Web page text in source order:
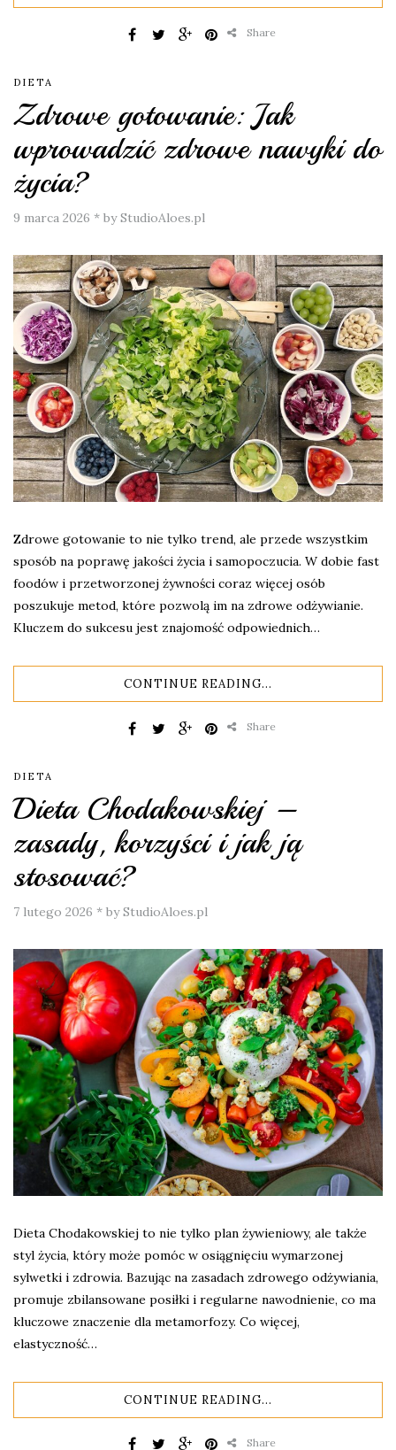
Share
DIETA
Zdrowe gotowanie: Jak
wprowadzić zdrowe nawyki do
życia?
9 marca 2026 * by StudioAloes.pl
Zdrowe gotowanie to nie tylko trend, ale przede wszystkim
sposób na poprawę jakości życia i samopoczucia. W dobie fast
foodów i przetworzonej żywności coraz więcej osób
poszukuje metod, które pozwolą im na zdrowe odżywianie.
Kluczem do sukcesu jest znajomość odpowiednich…
CONTINUE READING...
Share
DIETA
Dieta Chodakowskiej –
zasady, korzyści i jak ją
stosować?
7 lutego 2026 * by StudioAloes.pl
Dieta Chodakowskiej to nie tylko plan żywieniowy, ale także
styl życia, który może pomóc w osiągnięciu wymarzonej
sylwetki i zdrowia. Bazując na zasadach zdrowego odżywiania,
promuje zbilansowane posiłki i regularne nawodnienie, co ma
kluczowe znaczenie dla metamorfozy. Co więcej,
elastyczność…
CONTINUE READING...
Share